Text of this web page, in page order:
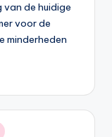
de huidige
voor de
minderheden